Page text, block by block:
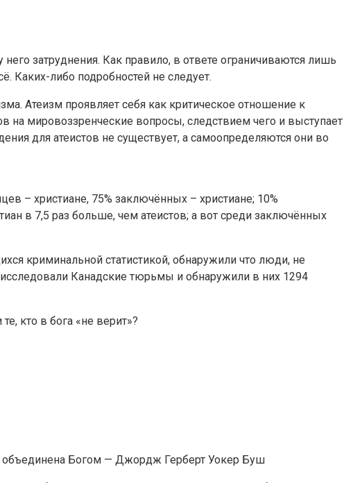
затруднения. Как правило, в ответе ограничиваются лишь
Каких-либо подробностей не следует.
Атеизм проявляет себя как критическое отношение к
на мировоззренческие вопросы, следствием чего и выступает
для атеистов не существует, а самоопределяются они во
– христиане, 75% заключённых – христиане; 10%
в 7,5 раз больше, чем атеистов; а вот среди заключённых
криминальной статистикой, обнаружили что люди, не
Канадские тюрьмы и обнаружили в них 1294
кто в бога «не верит»?
объединена Богом — Джордж Герберт Уокер Буш